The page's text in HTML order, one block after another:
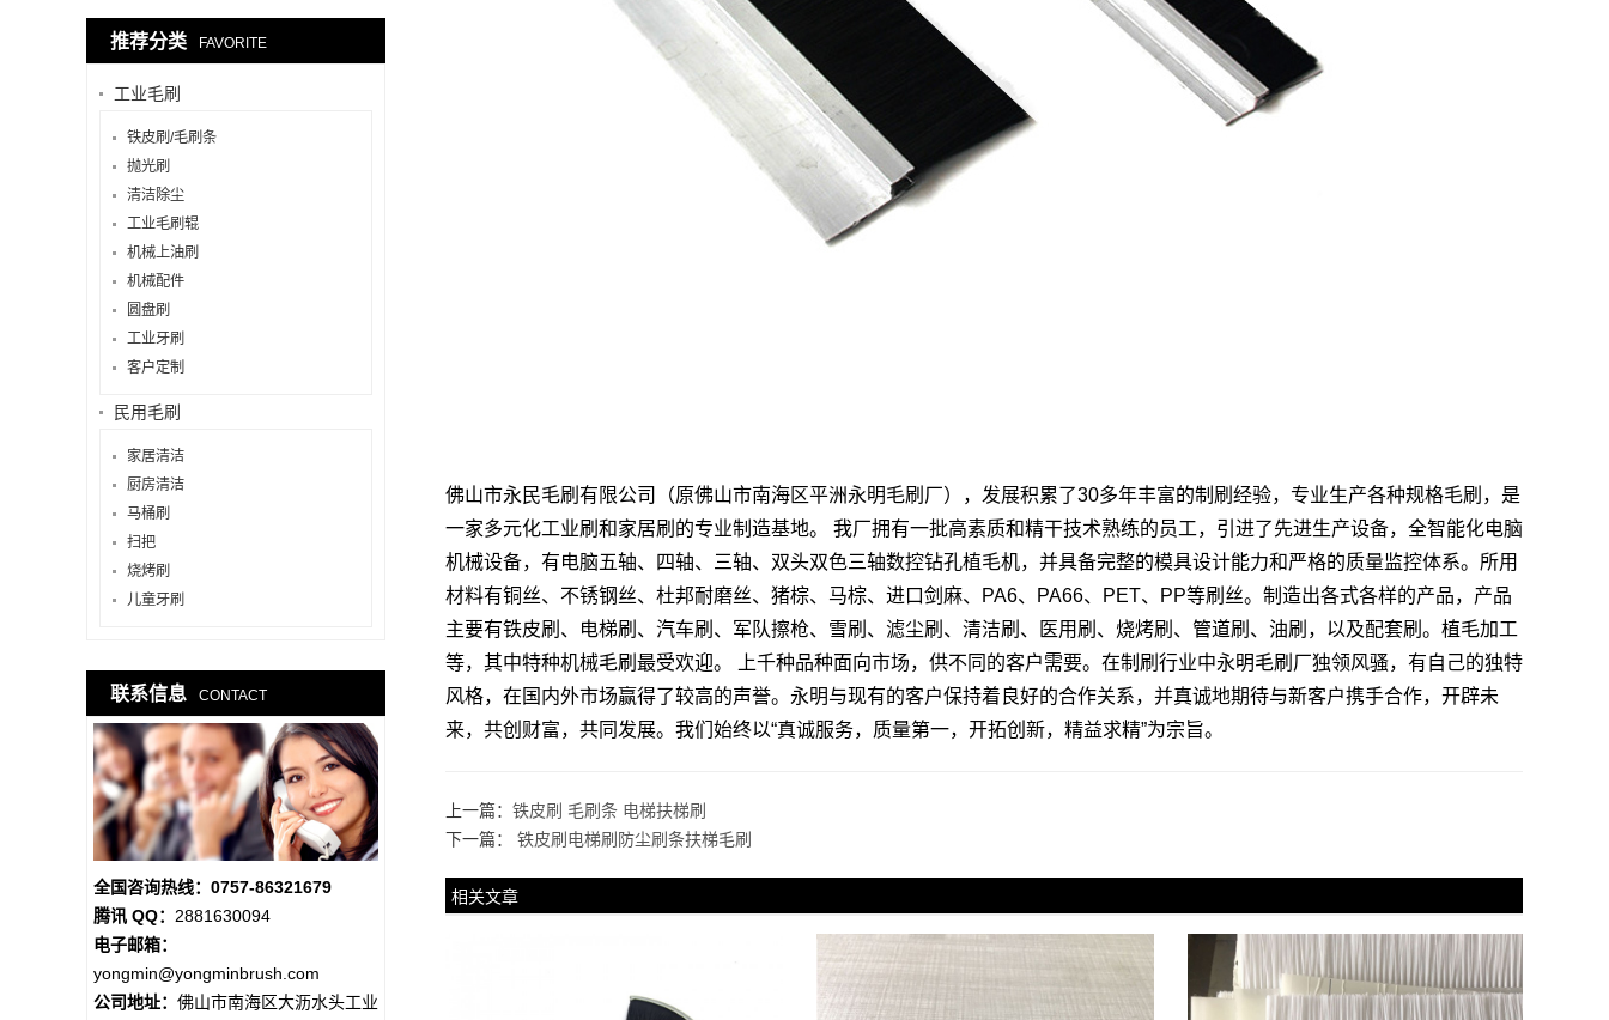
佛山市永民毛刷有限公司（原佛山市南海区平洲永明毛刷厂），发展积累了30多年丰富的制刷经验，专业生产各种规格毛刷，是
一家多元化工业刷和家居刷的专业制造基地。 我厂拥有一批高素质和精干技术熟练的员工，引进了先进生产设备，全智能化电脑
机械设备，有电脑五轴、四轴、三轴、双头双色三轴数控钻孔植毛机，并具备完整的模具设计能力和严格的质量监控体系。所用
材料有铜丝、不锈钢丝、杜邦耐磨丝、猪棕、马棕、进口剑麻、PA6、PA66、PET、PP等刷丝。制造出各式各样的产品，产品
主要有铁皮刷、电梯刷、汽车刷、军队擦枪、雪刷、滤尘刷、清洁刷、医用刷、烧烤刷、管道刷、油刷，以及配套刷。植毛加工
等，其中特种机械毛刷最受欢迎。 上千种品种面向市场，供不同的客户需要。在制刷行业中永明毛刷厂独领风骚，有自己的独特
风格，在国内外市场赢得了较高的声誉。永明与现有的客户保持着良好的合作关系，并真诚地期待与新客户携手合作，开辟未
来，共创财富，共同发展。我们始终以“真诚服务，质量第一，开拓创新，精益求精”为宗旨。
上一篇： 铁皮刷 毛刷条 电梯扶梯刷
下一篇： 铁皮刷电梯刷防尘刷条扶梯毛刷
相关文章
推荐分类 FAVORITE
工业毛刷
铁皮刷/毛刷条
抛光刷
清洁除尘
工业毛刷辊
机械上油刷
机械配件
圆盘刷
工业牙刷
客户定制
民用毛刷
家居清洁
厨房清洁
马桶刷
扫把
烧烤刷
儿童牙刷
联系信息 CONTACT
全国咨询热线：0757-86321679
腾讯 QQ： 2881630094
电子邮箱：
yongmin@yongminbrush.com
公司地址： 佛山市南海区大沥水头工业